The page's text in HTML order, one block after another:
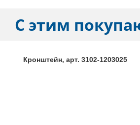
С этим
Кронштейн, арт. 3102-1203025